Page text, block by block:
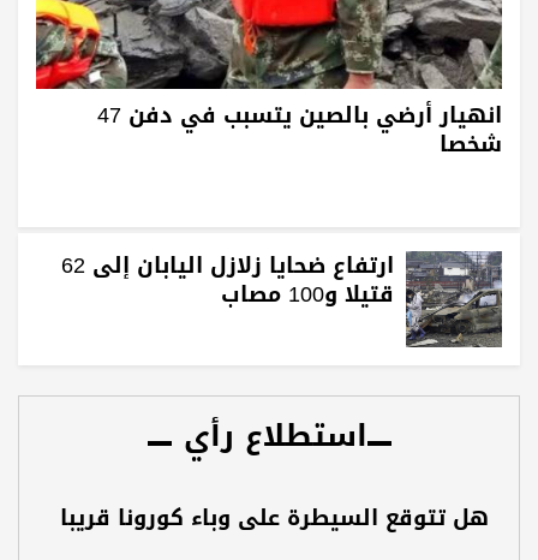
انهيار أرضي بالصين يتسبب في دفن 47
شخصا
ارتفاع ضحايا زلازل اليابان إلى 62
قتيلا و100 مصاب
استطلاع رأي
هل تتوقع السيطرة على وباء كورونا قريبا